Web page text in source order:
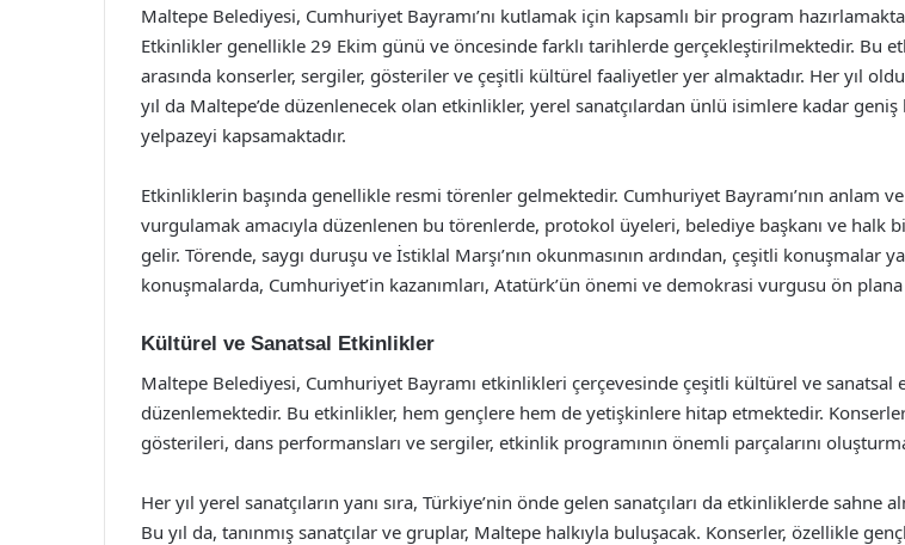
Maltepe Belediyesi, Cumhuriyet Bayramı’nı kutlamak için kapsamlı bir program
Etkinlikler genellikle 29 Ekim günü ve öncesinde farklı tarihlerde gerçekleştirilmektedir. Bu
arasında konserler, sergiler, gösteriler ve çeşitli kültürel faaliyetler yer almaktadır. Her yıl
yıl da Maltepe’de düzenlenecek olan etkinlikler, yerel sanatçılardan ünlü isimlere kadar geniş
yelpazeyi kapsamaktadır.
Etkinliklerin başında genellikle resmi törenler gelmektedir. Cumhuriyet Bayramı’nın anlam
vurgulamak amacıyla düzenlenen bu törenlerde, protokol üyeleri, belediye başkanı ve halk
gelir. Törende, saygı duruşu ve İstiklal Marşı’nın okunmasının ardından, çeşitli konuşmalar
konuşmalarda, Cumhuriyet’in kazanımları, Atatürk’ün önemi ve demokrasi vurgusu ön plana
Kültürel ve Sanatsal Etkinlikler
Maltepe Belediyesi, Cumhuriyet Bayramı etkinlikleri çerçevesinde çeşitli kültürel ve sanatsal
düzenlemektedir. Bu etkinlikler, hem gençlere hem de yetişkinlere hitap etmektedir.
gösterileri, dans performansları ve sergiler, etkinlik programının önemli parçalarını
Her yıl yerel sanatçıların yanı sıra, Türkiye’nin önde gelen sanatçıları da etkinliklerde sahne
Bu yıl da, tanınmış sanatçılar ve gruplar, Maltepe halkıyla buluşacak. Konserler, özellikle